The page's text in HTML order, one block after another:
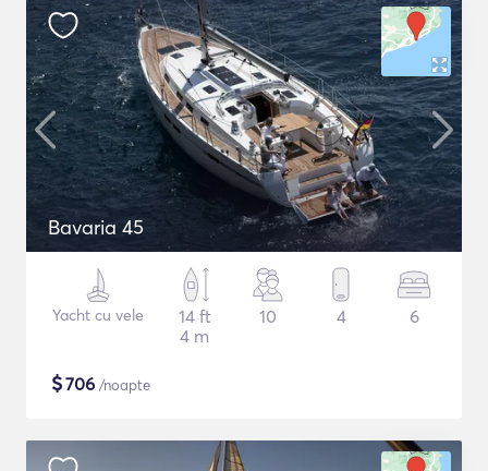
Bavaria 45
Yacht cu vele
14 ft
4 m
10 4 6
$706 /noapte